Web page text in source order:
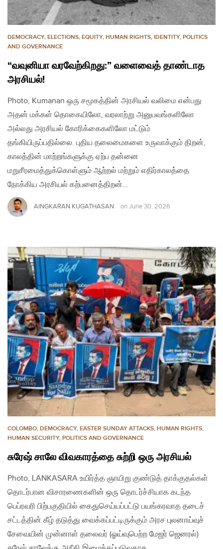
DEMOCRACY, ELECTIONS, EQUITY, HUMAN RIGHTS, IDENTITY, POLITICS
AND GOVERNANCE
“வவுனியா வரவேற்கிறது:” வளைவைத் தாண்டாத
அரசியல்!
Photo, Kumanan ஒரு சமூகத்தின் அரசியல் வலிமை என்பது
அதன் மக்கள் தொகையிலோ, வரலாற்று அனுபவங்களிலோ
அல்லது அரசியல் கோரிக்கைகளிலோ மட்டும்
தங்கியிருப்பதில்லை. புதிய தலைமைகளை உருவாக்கும் திறன்,
காலத்தின் மாற்றங்களுக்கு ஏற்ப தன்னை
மறுசீரமைத்துக்கொள்ளும் ஆற்றல் மற்றும் எதிர்காலத்தை
நோக்கிய அரசியல் கற்பனைத்திறன்…
AINGKARAN KUGATHASAN on June 30, 2026
COLOMBO, DEMOCRACY, EASTER SUNDAY ATTACKS, HUMAN RIGHTS,
HUMAN SECURITY, POLITICS AND GOVERNANCE
சுரேஷ் சாலே விவகாரத்தை சுற்றி ஒரு அரசியல்
Photo, LANKASARA உயிர்த்த ஞாயிறு குண்டுத் தாக்குதல்கள்
தொடர்பான விசாரணைகளின் ஒரு தொடர்ச்சியாக கடந்த
பெப்ரவரி பிற்பகுதியில் கைதுசெய்யப்பட்டு பயங்கரவாத தடைச்
சட்டத்தின் கீழ் தடுத்து வைக்கப்பட்டிருக்கும் அரச புலனாய்வுச்
சேவையின் முன்னாள் தலைவர் (ஓய்வுபெற்ற மேஜர் ஜெனரல்)